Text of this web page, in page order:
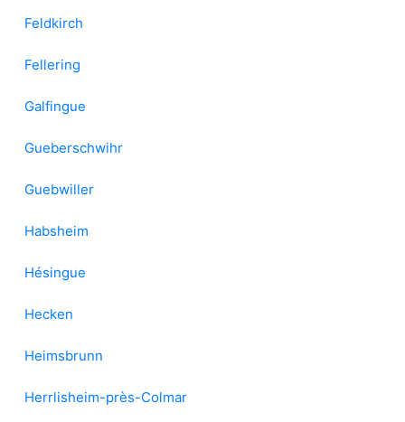
Feldkirch
Fellering
Galfingue
Gueberschwihr
Guebwiller
Habsheim
Hésingue
Hecken
Heimsbrunn
Herrlisheim-près-Colmar